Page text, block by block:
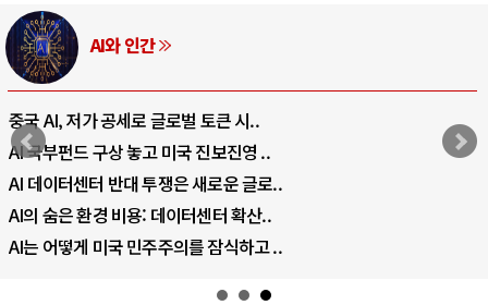
러시아-우크라이나 전쟁
전쟁의 추상화: 우크라이나, 대리전의 역..
EU·우크라이나 드론 협력 직후, 러시아..
나토, 우크라 군사지원 2027년까지 공..
우크라이나, 덴마크, 에스토니아, 네덜란..
러·우크라, 대규모 공습 주고받아…민간 ..